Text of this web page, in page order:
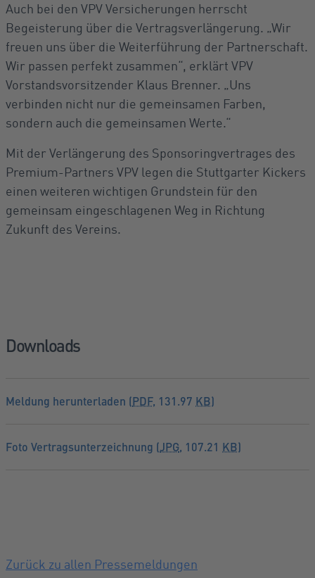
Auch bei den VPV Versicherungen herrscht
Begeisterung über die Vertragsverlängerung. „Wir
freuen uns über die Weiterführung der Partnerschaft.
Wir passen perfekt zusammen“, erklärt VPV
Vorstandsvorsitzender Klaus Brenner. „Uns
verbinden nicht nur die gemeinsamen Farben,
sondern auch die gemeinsamen Werte.“
Mit der Verlängerung des Sponsoringvertrages des
Premium-Partners VPV legen die Stuttgarter Kickers
einen weiteren wichtigen Grundstein für den
gemeinsam eingeschlagenen Weg in Richtung
Zukunft des Vereins.
Downloads
Meldung herunterladen (PDF, 131.97 KB)
Foto Vertragsunterzeichnung (JPG, 107.21 KB)
Zurück zu allen Pressemeldungen